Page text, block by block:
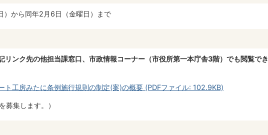
）から同年2月6日（金曜日）まで
リンク先の他担当課窓口、市政情報コーナー（市役所第一本庁舎3階）でも閲覧でき
ト工房みたに条例施行規則の制定(案)の概要 (PDFファイル: 102.9KB)
募集します。）